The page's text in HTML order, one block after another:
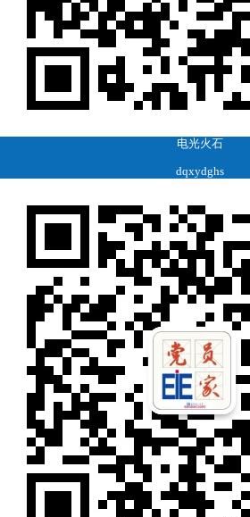
电光火石
dqxydghs